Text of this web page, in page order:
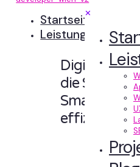
✕
Startseite
Leistungen
Digitale
die Sinn
Smart
effizient